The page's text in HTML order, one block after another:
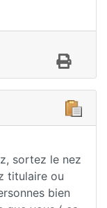
sortez le nez
titulaire ou
bien